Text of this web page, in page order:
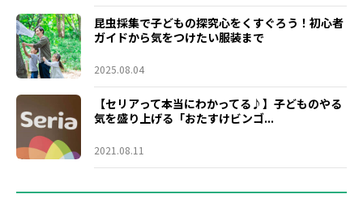
昆虫採集で子どもの探究心をくすぐろう！初心者
ガイドから気をつけたい服装まで
2025.08.04
【セリアって本当にわかってる♪】子どものやる
気を盛り上げる「おたすけビンゴ...
2021.08.11